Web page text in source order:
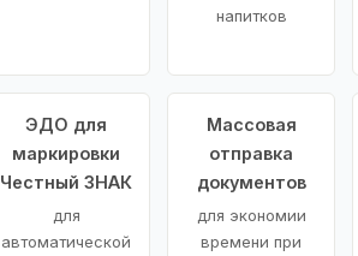
напитков
ЭДО для
маркировки
Честный ЗНАК
для
автоматической
Массовая
отправка
документов
для экономии
времени при